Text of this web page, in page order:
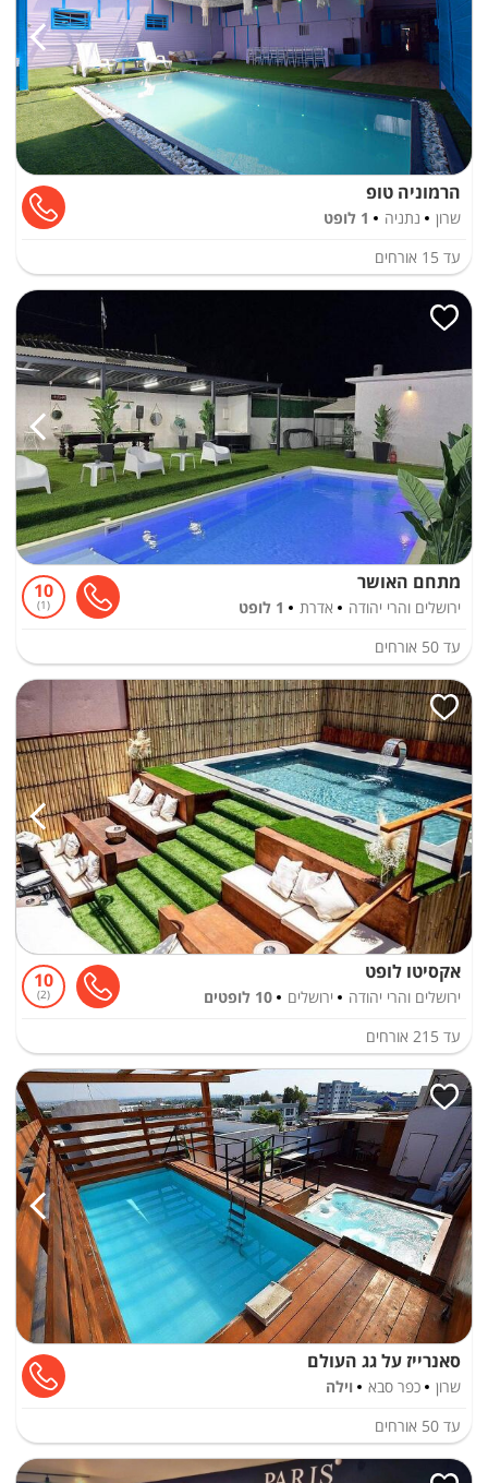
הרמוניה טופ
שרון נתניה
1 לופט
עד 15 אורחים
מתחם האושר
ירושלים והרי יהודה אדרת 1 לופט
10
1
עד 50 אורחים
אקסיטו לופט
ירושלים והרי יהודה ירושלים 10 לופטים
10
2
עד 215 אורחים
סאנרייז על גג העולם
שרון כפר סבא
וילה
עד 50 אורחים